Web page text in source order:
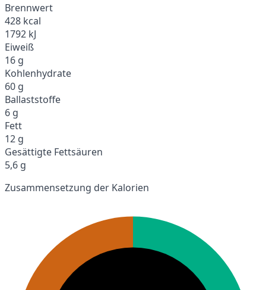
Brennwert
428 kcal
1792 kJ
Eiweiß
16 g
Kohlenhydrate
60 g
Ballaststoffe
6 g
Fett
12 g
Gesättigte Fettsäuren
5,6 g
Zusammensetzung der Kalorien